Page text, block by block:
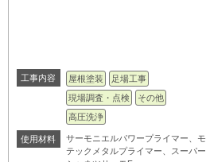
工事内容 屋根塗装
足場工事
現場調査・点検
その他
高圧洗浄
使用材料
サーモニエルパワープライマー、モ
テックメタルプライマー、スーパー